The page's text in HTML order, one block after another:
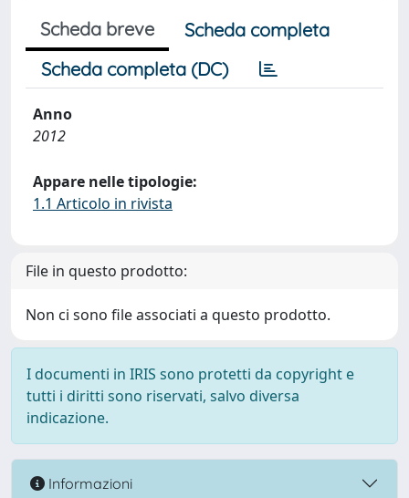
Scheda breve
Scheda completa
Scheda completa (DC)
Anno
2012
Appare nelle tipologie:
1.1 Articolo in rivista
File in questo prodotto:
Non ci sono file associati a questo prodotto.
I documenti in IRIS sono protetti da copyright e
tutti i diritti sono riservati, salvo diversa
indicazione.
Informazioni